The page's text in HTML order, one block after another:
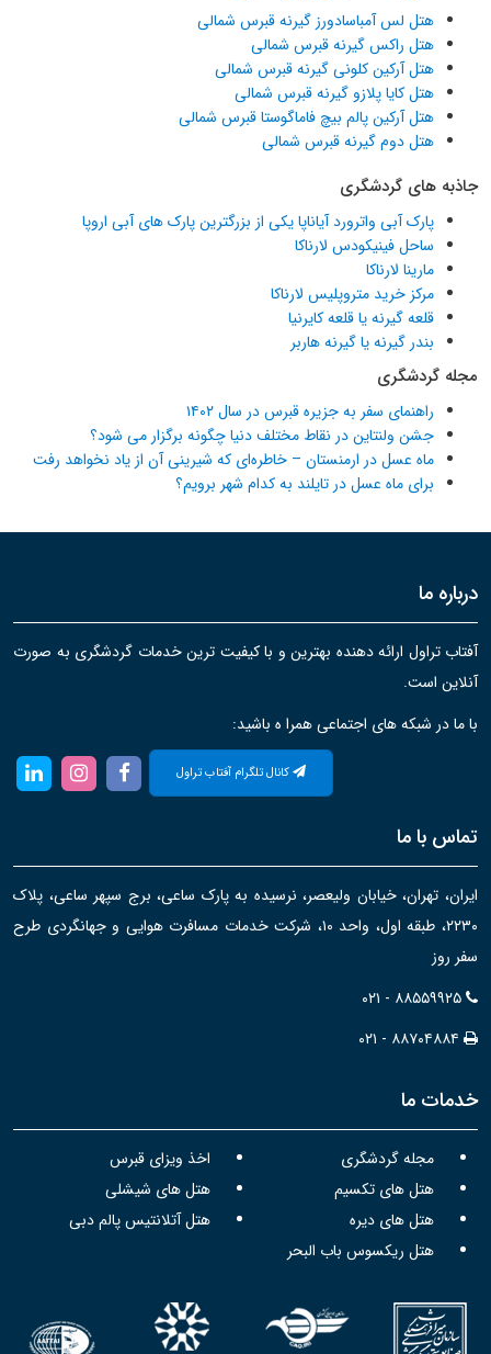
هتل لس آمباسادورز گیرنه قبرس شمالی
هتل راکس گیرنه قبرس شمالی
هتل آرکین کلونی گیرنه قبرس شمالی
هتل کایا پلازو گیرنه قبرس شمالی
هتل آرکین پالم بیچ فاماگوستا قبرس شمالی
هتل دوم گیرنه قبرس شمالی
جاذبه های گردشگری
پارک آبی واترورد آیاناپا یکی از بزرگترین پارک های آبی اروپا
ساحل فینیکودس لارناکا
مارینا لارناکا
مرکز خرید متروپلیس لارناکا
قلعه گیرنه یا قلعه کایرنیا
بندر گیرنه یا گیرنه هاربر
مجله گردشگری
راهنمای سفر به جزیره قبرس در سال ۱۴۰۲
جشن ولنتاین در نقاط مختلف دنیا چگونه برگزار می شود؟
ماه عسل در ارمنستان – خاطره‌ای که شیرینی آن از یاد نخواهد رفت
برای ماه عسل در تایلند به کدام شهر برویم؟
درباره ما
آفتاب تراول ارائه دهنده بهترین و با کیفیت ترین خدمات گردشگری به صورت
آنلاین است.
با ما در شبکه های اجتماعی همرا ه باشید:
کانال تلگرام آفتاب تراول
تماس با ما
ایران، تهران، خیابان ولیعصر، نرسیده به پارک ساعی، برج سپهر ساعی، پلاک
۲۲۳۰، طبقه اول، واحد ۱۰، شرکت خدمات مسافرت هوایی و جهانگردی طرح
سفر روز
۰۲۱ - ۸۸۵۵۹۹۲۵
۰۲۱ - ۸۸۷۰۴۸۸۴
خدمات ما
مجله گردشگری
اخذ ویزای قبرس
هتل های تکسیم
هتل های شیشلی
هتل های دیره
هتل آتلانتیس پالم دبی
هتل ریکسوس باب البحر